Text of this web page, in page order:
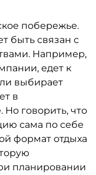
побережье.
быть связан с
Например,
едет к
выбирает
в
Но говорить, что
сама по себе
формат отдыха
планировании